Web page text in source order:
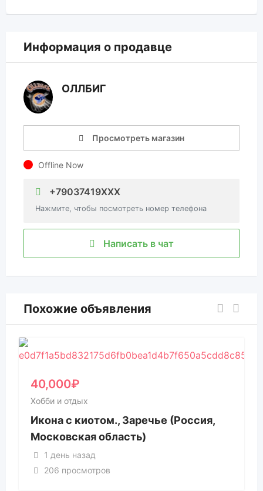
Информация о продавце
ОЛЛБИГ
Просмотреть магазин
Offline Now
+79037419XXX
Нажмите, чтобы посмотреть номер телефона
Написать в чат
Похожие объявления
40,000₽
Хобби и отдых
Икона с киотом., Заречье (Россия,
Московская область)
1 день назад
206 просмотров